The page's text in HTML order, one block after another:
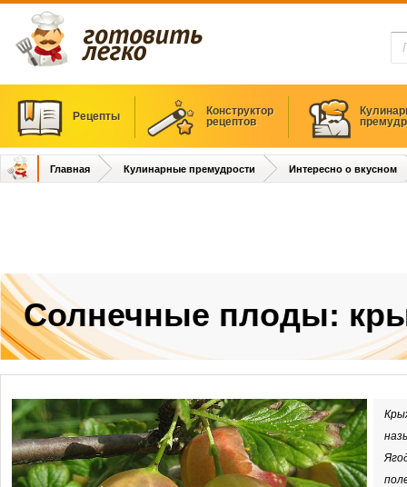
Рецепты
Конструктор
рецептов
Главная Кулинарные премудрости Интересно о вкусном
Солнечные плоды: